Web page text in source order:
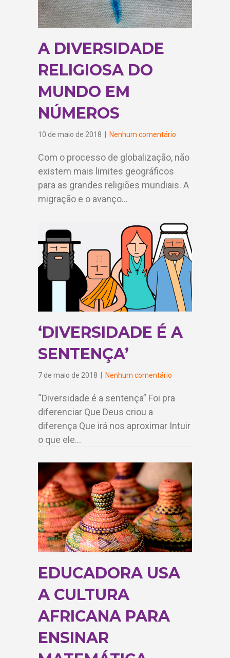
A DIVERSIDADE
RELIGIOSA DO
MUNDO EM
NÚMEROS
10 de maio de 2018 Nenhum comentário
Com o processo de globalização, não
existem mais limites geográficos
para as grandes religiões mundiais. A
migração e o avanço…
‘DIVERSIDADE É A
SENTENÇA’
7 de maio de 2018 Nenhum comentário
“Diversidade é a sentença” Foi pra
diferenciar Que Deus criou a
diferença Que irá nos aproximar Intuir
o que ele…
EDUCADORA USA
A CULTURA
AFRICANA PARA
ENSINAR